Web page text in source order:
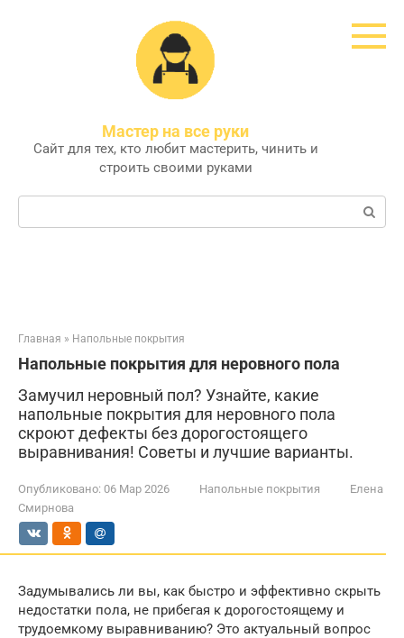
Мастер на все руки
Сайт для тех, кто любит мастерить, чинить и
строить своими руками
Поиск:
Главная » Напольные покрытия
Напольные покрытия для неровного пола
Замучил неровный пол? Узнайте, какие
напольные покрытия для неровного пола
скроют дефекты без дорогостоящего
выравнивания! Советы и лучшие варианты.
Опубликовано: 06 Мар 2026 Напольные покрытия
Елена
Смирнова
Задумывались ли вы, как быстро и эффективно скрыть
недостатки пола, не прибегая к дорогостоящему и
трудоемкому выравниванию? Это актуальный вопрос